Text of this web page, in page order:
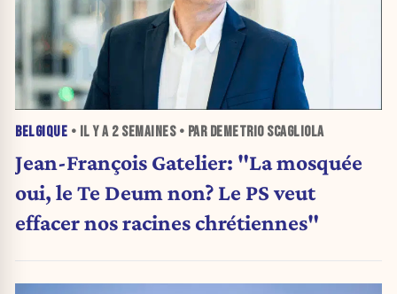
BELGIQUE • IL Y A 2 SEMAINES• PAR DEMETRIO SCAGLIOLA
Jean-François Gatelier: "La mosquée
oui, le Te Deum non? Le PS veut
effacer nos racines chrétiennes"